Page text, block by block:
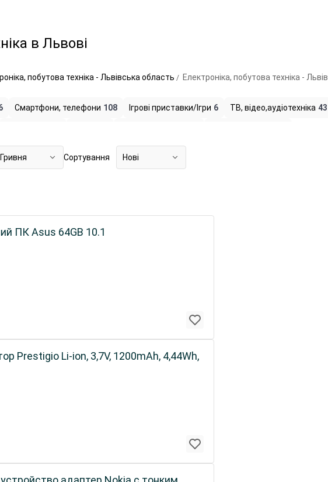
в Львові
побутова техніка - Львівська область Електроніка, побутова техніка - Львів
Смартфони, телефони 108 Ігрові приставки/Ігри 6 ТВ, відео,аудіотехніка 43
системи
Гривня Сортування Нові
ПК Asus 64GB 10.1
Prestigio Li-ion, 3,7V, 1200mAh, 4,44Wh,